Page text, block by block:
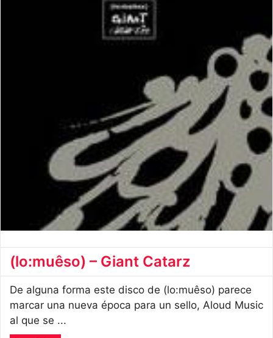
(lo:muêso) – Giant Catarz
De alguna forma este disco de (lo:muêso) parece
marcar una nueva época para un sello, Aloud Music
al que se ...